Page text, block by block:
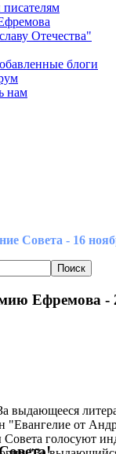
Отечества"
блоги
нам
Совета - 16
Ефремова -
выдающееся
"Евангелие от
голосуют